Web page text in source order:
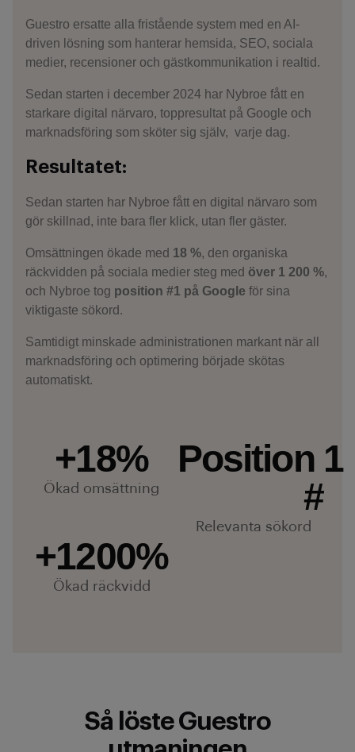
Guestro ersatte alla fristående system med en AI-
driven lösning som hanterar hemsida, SEO, sociala
medier, recensioner och gästkommunikation i realtid.
Sedan starten i december 2024 har Nybroe fått en
starkare digital närvaro, toppresultat på Google och
marknadsföring som sköter sig själv, varje dag.
Resultatet:
Sedan starten har Nybroe fått en digital närvaro som
gör skillnad, inte bara fler klick, utan fler gäster.
Omsättningen ökade med 18 %, den organiska
räckvidden på sociala medier steg med över 1 200 %,
och Nybroe tog position #1 på Google för sina
viktigaste sökord.
Samtidigt minskade administrationen markant när all
marknadsföring och optimering började skötas
automatiskt.
+18%
Ökad omsättning
Position
#
1
Relevanta sökord
+1200%
Ökad räckvidd
Så löste Guestro